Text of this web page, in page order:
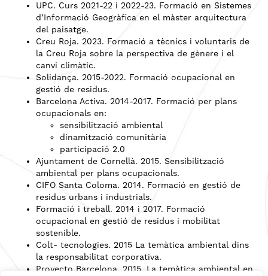
UPC. Curs 2021-22 i 2022-23. Formació en Sistemes
d’Informació Geogràfica en el màster arquitectura
del paisatge.
Creu Roja. 2023. Formació a tècnics i voluntaris de
la Creu Roja sobre la perspectiva de gènere i el
canvi climàtic.
Solidança. 2015-2022. Formació ocupacional en
gestió de residus.
Barcelona Activa. 2014-2017. Formació per plans
ocupacionals en:
sensibilització ambiental
dinamització comunitària
participació 2.0
Ajuntament de Cornellà. 2015. Sensibilització
ambiental per plans ocupacionals.
CIFO Santa Coloma. 2014. Formació en gestió de
residus urbans i industrials.
Formació i treball. 2014 i 2017. Formació
ocupacional en gestió de residus i mobilitat
sostenible.
Colt- tecnologies. 2015 La temàtica ambiental dins
la responsabilitat corporativa.
Proyecto Barcelona. 2015. La temàtica ambiental en